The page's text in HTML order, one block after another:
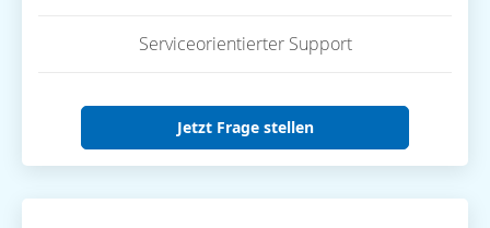
Serviceorientierter Support
Jetzt Frage stellen